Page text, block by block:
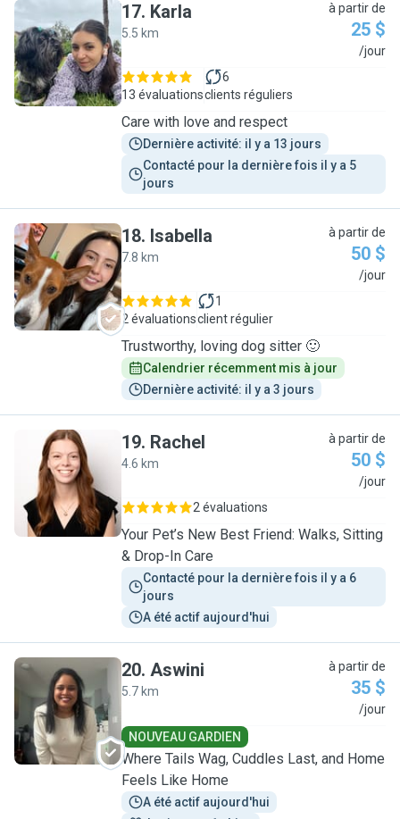
K
17. Karla
5.5 km
à partir de
25 $
/jour
13 évaluations
6
clients réguliers
Care with love and respect
Dernière activité: il y a 13 jours
Contacté pour la dernière fois il y a 5
jours
I
18. Isabella
7.8 km
à partir de
50 $
/jour
2 évaluations
1
client régulier
Trustworthy, loving dog sitter 🙂
Calendrier récemment mis à jour
Dernière activité: il y a 3 jours
R
19. Rachel
4.6 km
à partir de
50 $
/jour
2 évaluations
Your Pet’s New Best Friend: Walks, Sitting
& Drop-In Care
Contacté pour la dernière fois il y a 6
jours
A été actif aujourd'hui
A
20. Aswini
5.7 km
à partir de
35 $
/jour
NOUVEAU GARDIEN
Where Tails Wag, Cuddles Last, and Home
Feels Like Home
A été actif aujourd'hui